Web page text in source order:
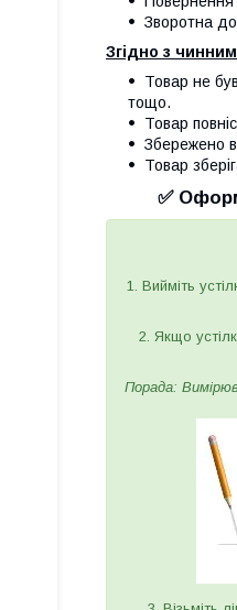
Зворотна
Згідно з
Товар не
тощо.
Товар
Збережено
Товар
✅
1. Вийміть
2. Якщо
Порада: